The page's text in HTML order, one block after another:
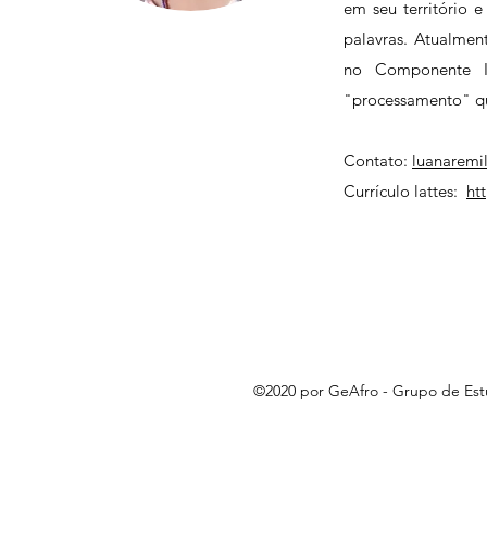
em seu território
palavras.
no
"processamento"
Contato:
Currículo lattes:
©2020 por GeAfro - Grupo de